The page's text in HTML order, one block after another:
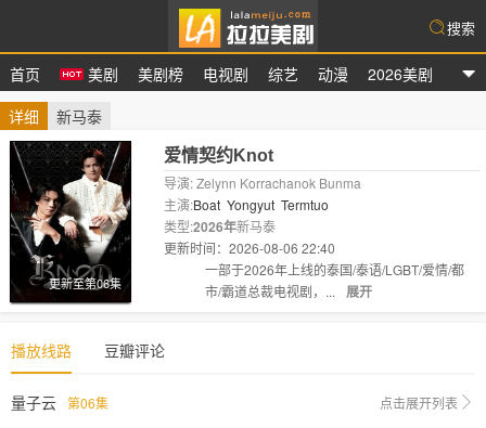
首页 美剧 美剧榜 电视剧 综艺 动漫 2026美剧
搜索
详细 新马泰
更新至第06集
爱情契约Knot
导演: Zelynn Korrachanok Bunma
主演:Boat Yongyut Termtuo
类型:2026年新马泰
更新时间：2026-08-06 22:40
一部于2026年上线的泰国/泰语/LGBT/爱情/都
市/霸道总裁电视剧，...
展开
播放线路 豆瓣评论
量子云 第06集 点击展开列表